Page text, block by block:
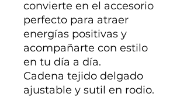
convierte en el accesorio
perfecto para atraer
energías positivas y
acompañarte con estilo
en tu día a día.
Cadena tejido delgado
ajustable y sutil en rodio.